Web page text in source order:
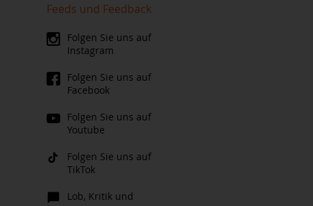
Feeds und Feedback
Folgen Sie uns auf
Instagram
Folgen Sie uns auf
Facebook
Folgen Sie uns auf
Youtube
Folgen Sie uns auf
TikTok
Lob, Kritik und